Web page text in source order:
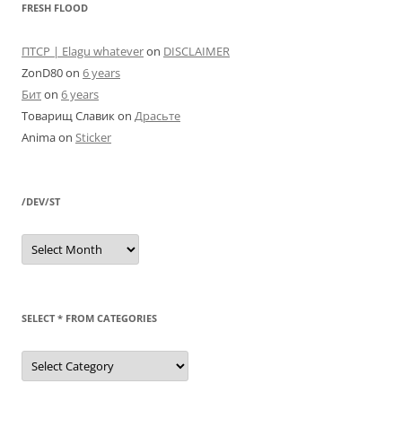
FRESH FLOOD
ПТСР | Elagu whateveron DISCLAIMER
ZonD80on 6 years
Битon 6 years
Товарищ Славикon Драсьте
Animaon Sticker
/DEV/ST
/dev/st
SELECT * FROM CATEGORIES
SELECT
FROM